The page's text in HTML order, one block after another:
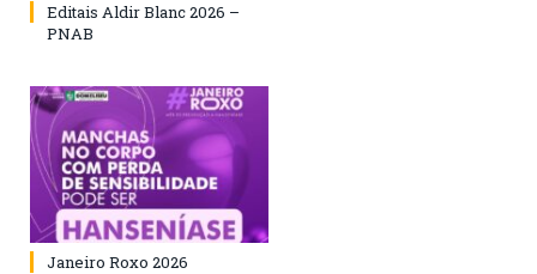
Editais Aldir Blanc 2026 –
PNAB
Janeiro Roxo 2026